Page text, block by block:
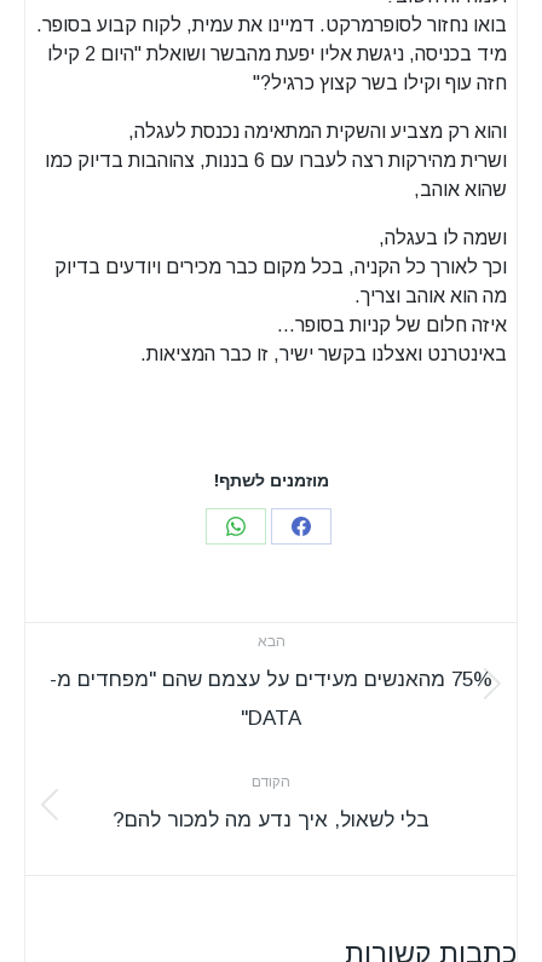
בואו נחזור לסופרמרקט. דמיינו את עמית, לקוח קבוע בסופר.
מיד בכניסה, ניגשת אליו יפעת מהבשר ושואלת "היום 2 קילו
חזה עוף וקילו בשר קצוץ כרגיל?"
והוא רק מצביע והשקית המתאימה נכנסת לעגלה,
ושרית מהירקות רצה לעברו עם 6 בננות, צהוהבות בדיוק כמו
שהוא אוהב,
ושמה לו בעגלה,
וכך לאורך כל הקניה, בכל מקום כבר מכירים ויודעים בדיוק
מה הוא אוהב וצריך.
איזה חלום של קניות בסופר…
באינטרנט ואצלנו בקשר ישיר, זו כבר המציאות.
מוזמנים לשתף!
Share
Share
navigation
הקודם
Previous
בלי לשאול, איך נדע מה למכור להם?
הבא
post:
75% מהאנשים מעידים על עצמם שהם "מפחדים מ-
DATA"
כתבות קשורות